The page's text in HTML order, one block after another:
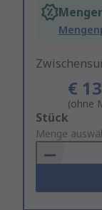
€
(ohne
Add
to
Basket
Stück
Menge